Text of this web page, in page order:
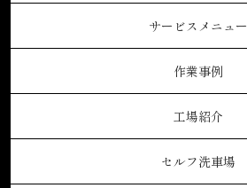
サービスメニュー
作業事例
工場紹介
セルフ洗車場